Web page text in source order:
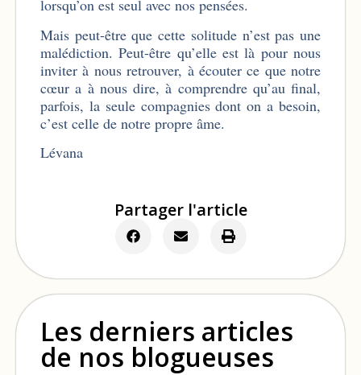
lorsqu’on est seul avec nos pensées.
Mais peut-être que cette solitude n’est pas une
malédiction. Peut-être qu’elle est là pour nous
inviter à nous retrouver, à écouter ce que notre
cœur a à nous dire, à comprendre qu’au final,
parfois, la seule compagnies dont on a besoin,
c’est celle de notre propre âme.
Lévana
Partager l'article
Les derniers articles
de nos blogueuses